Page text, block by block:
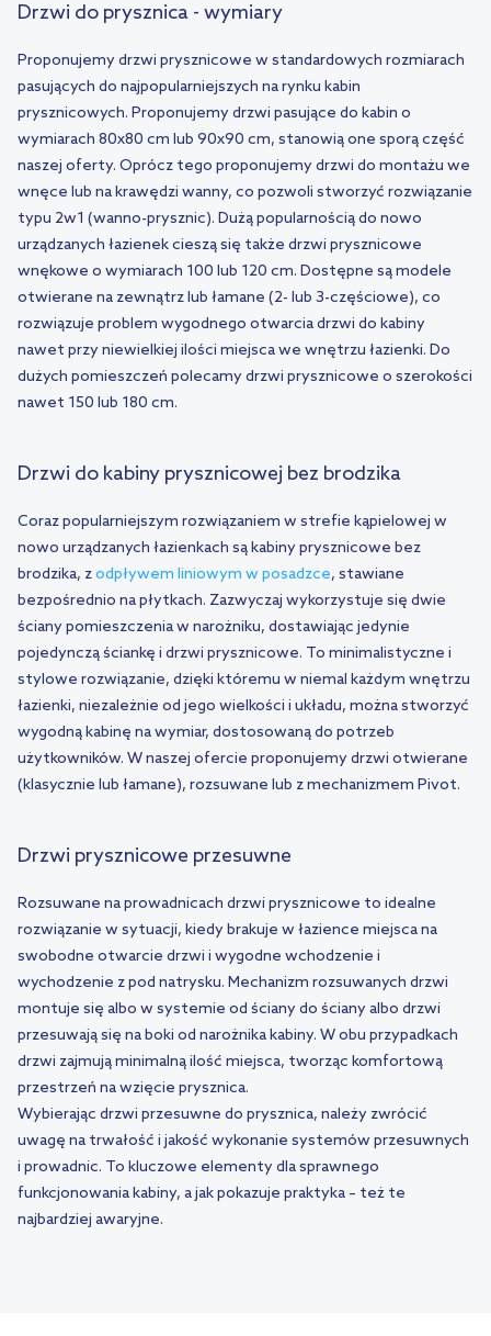
Drzwi do prysznica - wymiary
Proponujemy drzwi prysznicowe w standardowych rozmiarach
pasujących do najpopularniejszych na rynku kabin
prysznicowych. Proponujemy drzwi pasujące do kabin o
wymiarach 80x80 cm lub 90x90 cm, stanowią one sporą część
naszej oferty. Oprócz tego proponujemy drzwi do montażu we
wnęce lub na krawędzi wanny, co pozwoli stworzyć rozwiązanie
typu 2w1 (wanno-prysznic). Dużą popularnością do nowo
urządzanych łazienek cieszą się także drzwi prysznicowe
wnękowe o wymiarach 100 lub 120 cm. Dostępne są modele
otwierane na zewnątrz lub łamane (2- lub 3-częściowe), co
rozwiązuje problem wygodnego otwarcia drzwi do kabiny
nawet przy niewielkiej ilości miejsca we wnętrzu łazienki. Do
dużych pomieszczeń polecamy drzwi prysznicowe o szerokości
nawet 150 lub 180 cm.
Drzwi do kabiny prysznicowej bez brodzika
Coraz popularniejszym rozwiązaniem w strefie kąpielowej w
nowo urządzanych łazienkach są kabiny prysznicowe bez
brodzika, zodpływem liniowym w posadzce, stawiane
bezpośrednio na płytkach. Zazwyczaj wykorzystuje się dwie
ściany pomieszczenia w narożniku, dostawiając jedynie
pojedynczą ściankę i drzwi prysznicowe. To minimalistyczne i
stylowe rozwiązanie, dzięki któremu w niemal każdym wnętrzu
łazienki, niezależnie od jego wielkości i układu, można stworzyć
wygodną kabinę na wymiar, dostosowaną do potrzeb
użytkowników. W naszej ofercie proponujemy drzwi otwierane
(klasycznie lub łamane), rozsuwane lub z mechanizmem Pivot.
Drzwi prysznicowe przesuwne
Rozsuwane na prowadnicach drzwi prysznicowe to idealne
rozwiązanie w sytuacji, kiedy brakuje w łazience miejsca na
swobodne otwarcie drzwi i wygodne wchodzenie i
wychodzenie z pod natrysku. Mechanizm rozsuwanych drzwi
montuje się albo w systemie od ściany do ściany albo drzwi
przesuwają się na boki od narożnika kabiny. W obu przypadkach
drzwi zajmują minimalną ilość miejsca, tworząc komfortową
przestrzeń na wzięcie prysznica.
Wybierając drzwi przesuwne do prysznica, należy zwrócić
uwagę na trwałość i jakość wykonanie systemów przesuwnych
i prowadnic. To kluczowe elementy dla sprawnego
funkcjonowania kabiny, a jak pokazuje praktyka – też te
najbardziej awaryjne.